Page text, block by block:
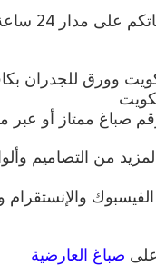
واحترام
وورق للجدران
صباغ ممتاز أو عبر
من التصاميم
والإنستقرام
صباغ العارضية